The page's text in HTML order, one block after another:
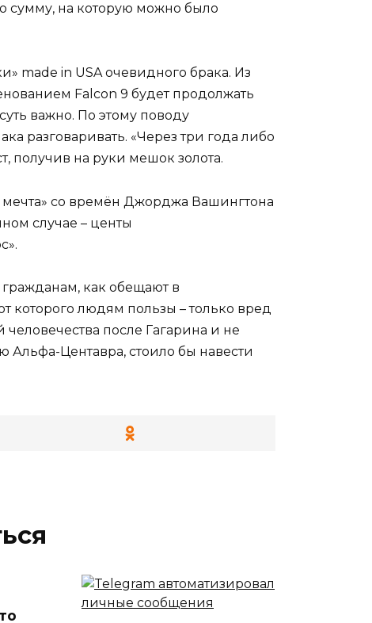
сумму, на которую можно было
made in USA очевидного брака. Из
Falcon 9 будет продолжать
важно. По этому поводу
разговаривать. «Через три года либо
получив на руки мешок золота.
со времён Джорджа Вашингтона
случае – центы
гражданам, как обещают в
которого людям пользы – только вред
после Гагарина и не
Альфа-Центавра, стоило бы навести